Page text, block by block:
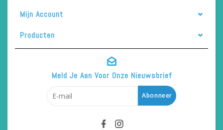
Mijn Account
Producten
Meld Je Aan Voor Onze Nieuwsbrief
Abonneer